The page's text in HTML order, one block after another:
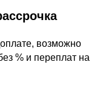
возможно
% и переплат на